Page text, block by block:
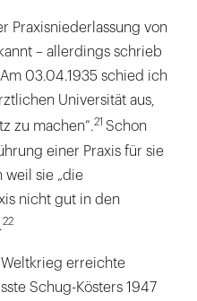
Praxisniederlassung von
– allerdings schrieb
03.04.1935 schied ich
Universität aus,
zu machen“.21 Schon
einer Praxis für sie
weil sie „die
nicht gut in den
22
erreichte
Schug-Kösters 1947